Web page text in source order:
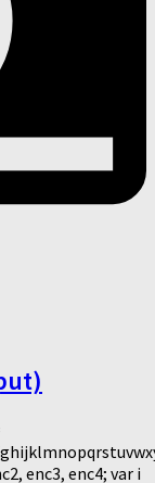
enc3, enc4; var i